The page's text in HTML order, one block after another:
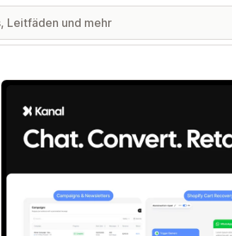
Vorgestellte Bildergalerie